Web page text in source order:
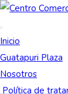
Inicio
Guatapuri Plaza
Nosotros
Política de